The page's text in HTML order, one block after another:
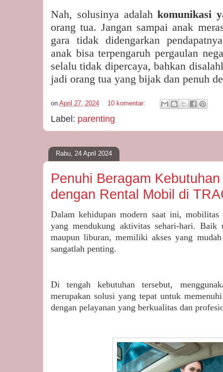
Nah, solusinya adalahkomunikasi
orang tua. Jangan sampai anak
gara tidak didengarkan
anak bisa terpengaruh pergaulan
selalu tidak dipercaya, bahkan
jadi orang tua yang bijak dan penuh
on April 27, 2024 10 komentar:
Label: parenting
Rabu, 24 April 2024
Penuhi Beragam
dengan Rental Mobil di
Dalam kehidupan modern saat ini,
yang mendukung aktivitas sehari-hari.
maupun liburan, memiliki akses yang
sangatlah penting.
Di tengah kebutuhan tersebut,
merupakan solusi yang tepat untuk
dengan pelayanan yang berkualitas dan